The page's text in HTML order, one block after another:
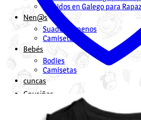
Vestidos en Galego para
Nen@s
Suadoiros nenos
Camisetas
Bebés
Bodies
Camisetas
cuncas
Cousiñas
Mochilas en Galego
Bolsas en Galego